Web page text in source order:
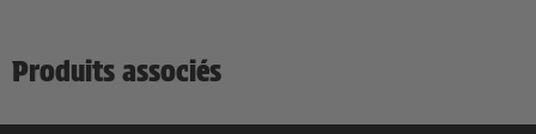
Produits associés